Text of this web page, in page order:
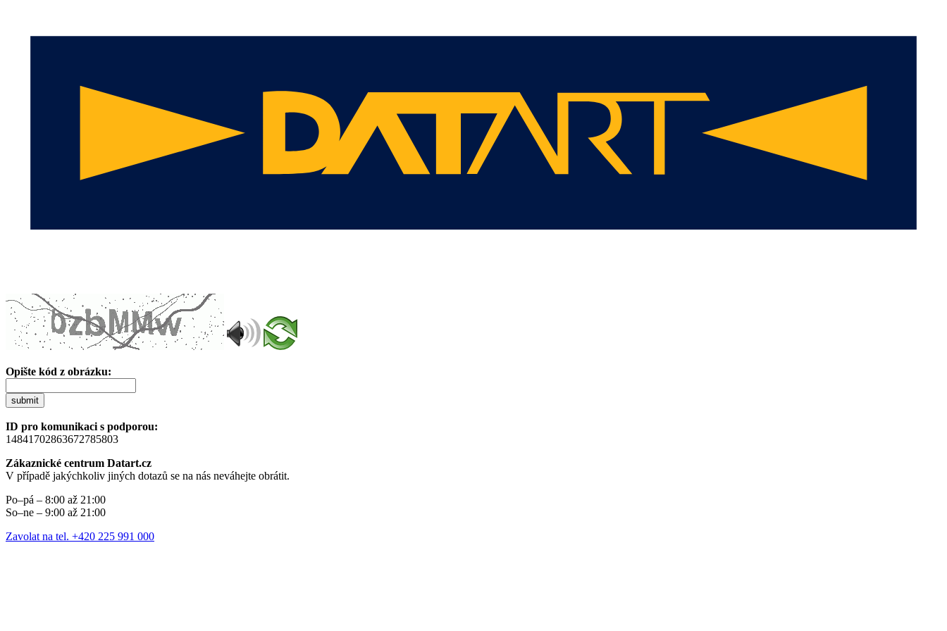
Opište kód z obrázku:
submit
ID pro komunikaci s podporou:
14841702863672785803
Zákaznické centrum Datart.cz
V případě jakýchkoliv jiných dotazů se na nás neváhejte obrátit.
Po–pá – 8:00 až 21:00
So–ne – 9:00 až 21:00
Zavolat na tel. +420 225 991 000